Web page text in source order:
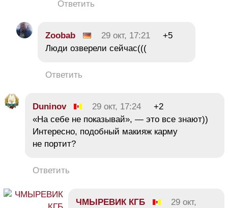
Ответить
Zoobab 29 окт, 17:21
+5
Люди озверели сейчас(((
Ответить
Duninov 29 окт, 17:24
+2
«На себе не показывай», — это все знают))
Интересно, подобный макияж карму
не портит?
Ответить
ЧМЫРЕВИК КГБ
29 окт,